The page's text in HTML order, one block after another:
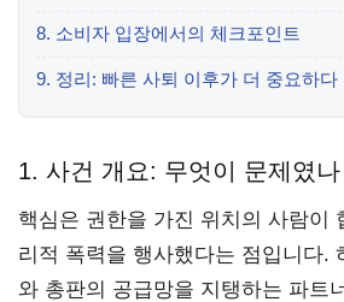
8. 소비자 입장에서의 체크포인트
9. 정리: 빠른 사퇴 이후가 더 중요하다
1. 사건 개요: 무엇이 문제였나
핵심은 권한을 가진 위치의 사람이
리적 폭력을 행사했다는 점입니다.
와 총판의 공급망을 지탱하는 파트